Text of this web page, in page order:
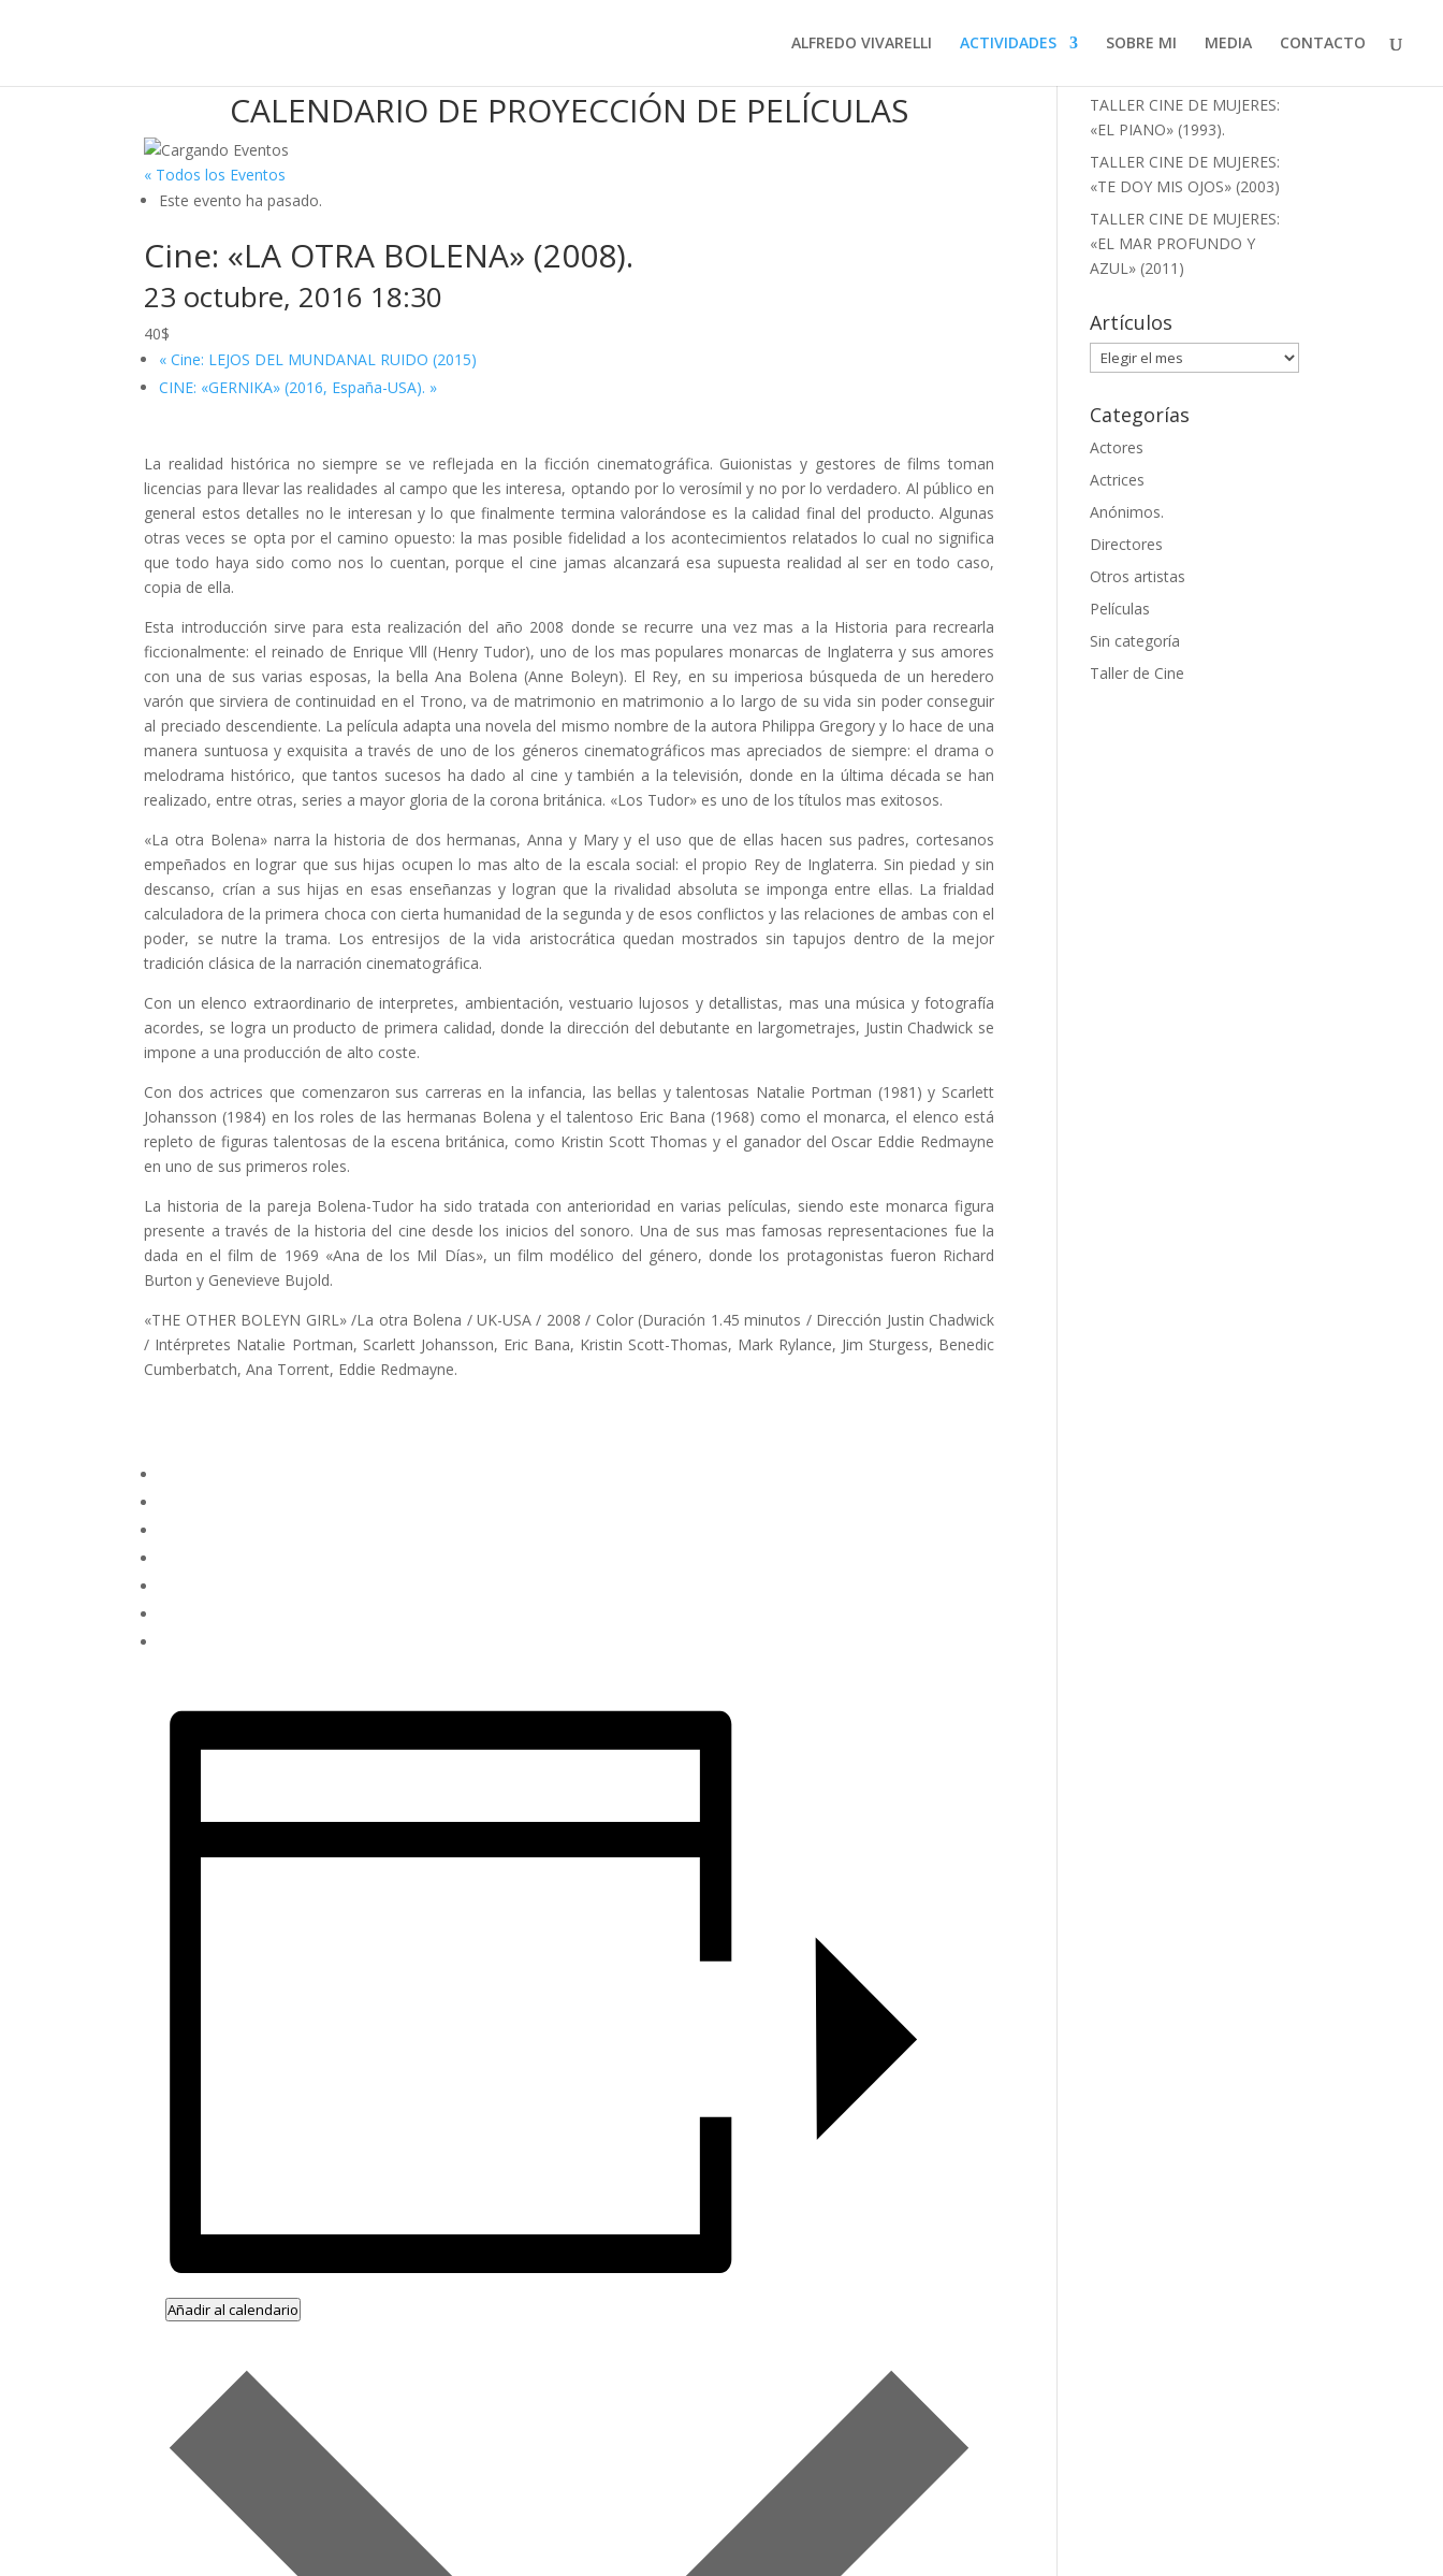
ALFREDO VIVARELLI ACTIVIDADES SOBRE MI MEDIA CONTACTO
CALENDARIO DE PROYECCIÓN DE PELÍCULAS
« Todos los Eventos
Este evento ha pasado.
Cine: «LA OTRA BOLENA» (2008).
23 octubre, 2016 18:30
40$
« Cine: LEJOS DEL MUNDANAL RUIDO (2015)
CINE: «GERNIKA» (2016, España-USA). »
La realidad histórica no siempre se ve reflejada en la ficción cinematográfica. Guionistas y gestores de films toman
licencias para llevar las realidades al campo que les interesa, optando por lo verosímil y no por lo verdadero. Al público en
general estos detalles no le interesan y lo que finalmente termina valorándose es la calidad final del producto. Algunas
otras veces se opta por el camino opuesto: la mas posible fidelidad a los acontecimientos relatados lo cual no significa
que todo haya sido como nos lo cuentan, porque el cine jamas alcanzará esa supuesta realidad al ser en todo caso,
copia de ella.
Esta introducción sirve para esta realización del año 2008 donde se recurre una vez mas a la Historia para recrearla
ficcionalmente: el reinado de Enrique Vlll (Henry Tudor), uno de los mas populares monarcas de Inglaterra y sus amores
con una de sus varias esposas, la bella Ana Bolena (Anne Boleyn). El Rey, en su imperiosa búsqueda de un heredero
varón que sirviera de continuidad en el Trono, va de matrimonio en matrimonio a lo largo de su vida sin poder conseguir
al preciado descendiente. La película adapta una novela del mismo nombre de la autora Philippa Gregory y lo hace de una
manera suntuosa y exquisita a través de uno de los géneros cinematográficos mas apreciados de siempre: el drama o
melodrama histórico, que tantos sucesos ha dado al cine y también a la televisión, donde en la última década se han
realizado, entre otras, series a mayor gloria de la corona británica. «Los Tudor» es uno de los títulos mas exitosos.
«La otra Bolena» narra la historia de dos hermanas, Anna y Mary y el uso que de ellas hacen sus padres, cortesanos
empeñados en lograr que sus hijas ocupen lo mas alto de la escala social: el propio Rey de Inglaterra. Sin piedad y sin
descanso, crían a sus hijas en esas enseñanzas y logran que la rivalidad absoluta se imponga entre ellas. La frialdad
calculadora de la primera choca con cierta humanidad de la segunda y de esos conflictos y las relaciones de ambas con el
poder, se nutre la trama. Los entresijos de la vida aristocrática quedan mostrados sin tapujos dentro de la mejor
tradición clásica de la narración cinematográfica.
Con un elenco extraordinario de interpretes, ambientación, vestuario lujosos y detallistas, mas una música y fotografía
acordes, se logra un producto de primera calidad, donde la dirección del debutante en largometrajes, Justin Chadwick se
impone a una producción de alto coste.
Con dos actrices que comenzaron sus carreras en la infancia, las bellas y talentosas Natalie Portman (1981) y Scarlett
Johansson (1984) en los roles de las hermanas Bolena y el talentoso Eric Bana (1968) como el monarca, el elenco está
repleto de figuras talentosas de la escena británica, como Kristin Scott Thomas y el ganador del Oscar Eddie Redmayne
en uno de sus primeros roles.
La historia de la pareja Bolena-Tudor ha sido tratada con anterioridad en varias películas, siendo este monarca figura
presente a través de la historia del cine desde los inicios del sonoro. Una de sus mas famosas representaciones fue la
dada en el film de 1969 «Ana de los Mil Días», un film modélico del género, donde los protagonistas fueron Richard
Burton y Genevieve Bujold.
«THE OTHER BOLEYN GIRL» /La otra Bolena / UK-USA / 2008 / Color (Duración 1.45 minutos / Dirección Justin Chadwick
/ Intérpretes Natalie Portman, Scarlett Johansson, Eric Bana, Kristin Scott-Thomas, Mark Rylance, Jim Sturgess, Benedic
Cumberbatch, Ana Torrent, Eddie Redmayne.
Añadir al calendario
TALLER CINE DE MUJERES:
«EL PIANO» (1993).
TALLER CINE DE MUJERES:
«TE DOY MIS OJOS» (2003)
TALLER CINE DE MUJERES:
«EL MAR PROFUNDO Y
AZUL» (2011)
Artículos
Artículos
Categorías
Actores
Actrices
Anónimos.
Directores
Otros artistas
Películas
Sin categoría
Taller de Cine